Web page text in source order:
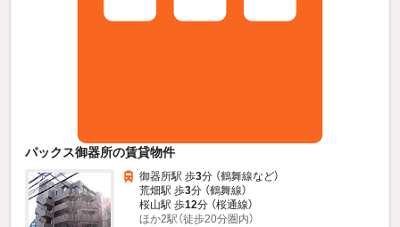
パックス御器所の賃貸物件
御器所駅 歩3分 （鶴舞線など）
荒畑駅 歩3分 （鶴舞線）
桜山駅 歩12分 （桜通線）
ほか2駅（徒歩20分圏内）